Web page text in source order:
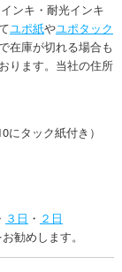
ンキ・耐光インキ
ユポ紙やユポタック
在庫が切れる場合も
ります。当社の住所
タック紙付き）
３日 ・ ２日
勧めします。